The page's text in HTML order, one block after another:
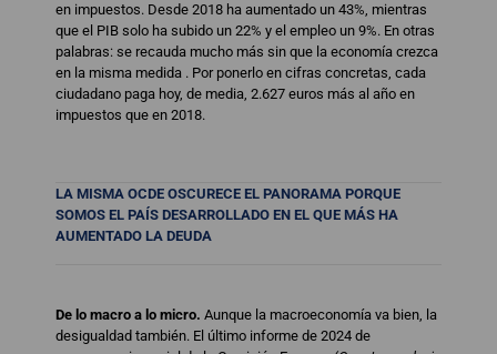
en impuestos. Desde 2018 ha aumentado un 43%, mientras
que el PIB solo ha subido un 22% y el empleo un 9%. En otras
palabras: se recauda mucho más sin que la economía crezca
en la misma medida . Por ponerlo en cifras concretas, cada
ciudadano paga hoy, de media, 2.627 euros más al año en
impuestos que en 2018.
LA MISMA OCDE OSCURECE EL PANORAMA PORQUE
SOMOS EL PAÍS DESARROLLADO EN EL QUE MÁS HA
AUMENTADO LA DEUDA
De lo macro a lo micro. Aunque la macroeconomía va bien, la
desigualdad también. El último informe de 2024 de